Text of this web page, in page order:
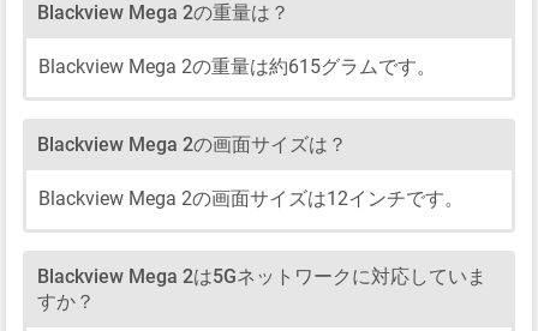
Blackview Mega 2の重量は？
Blackview Mega 2の重量は約615グラムです。
Blackview Mega 2の画面サイズは？
Blackview Mega 2の画面サイズは12インチです。
Blackview Mega 2は5Gネットワークに対応していま
すか？